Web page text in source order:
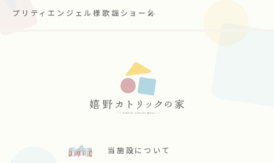
プリティエンジェル様歌謡ショー🎤
当施設について